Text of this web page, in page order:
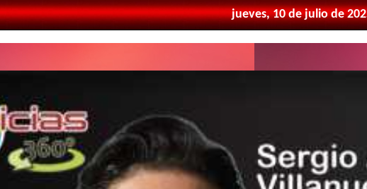
jueves, 10 de julio de